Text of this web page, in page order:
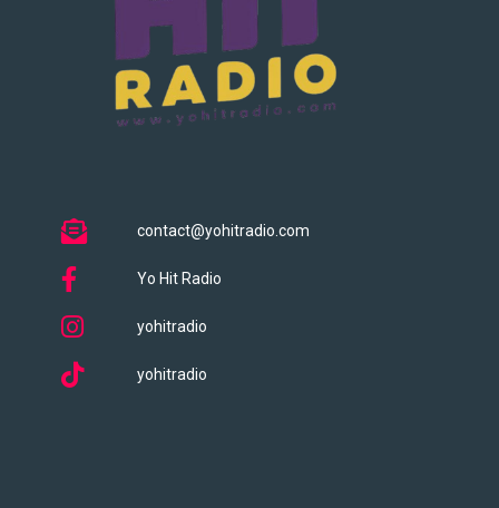
contact@yohitradio.com
Yo Hit Radio
yohitradio
yohitradio